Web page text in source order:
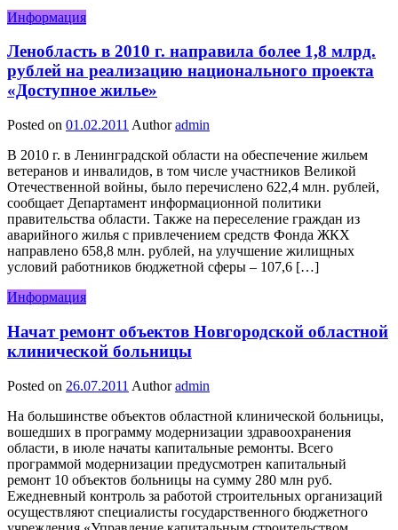
Информация
Ленобласть в 2010 г. направила более 1,8 млрд.
рублей на реализацию национального проекта
«Доступное жилье»
Posted on 01.02.2011 Author admin
В 2010 г. в Ленинградской области на обеспечение жильем
ветеранов и инвалидов, в том числе участников Великой
Отечественной войны, было перечислено 622,4 млн. рублей,
сообщает Департамент информационной политики
правительства области. Также на переселение граждан из
аварийного жилья с привлечением средств Фонда ЖКХ
направлено 658,8 млн. рублей, на улучшение жилищных
условий работников бюджетной сферы – 107,6 […]
Информация
Начат ремонт объектов Новгородской областной
клинической больницы
Posted on 26.07.2011 Author admin
На большинстве объектов областной клинической больницы,
вошедших в программу модернизации здравоохранения
области, в июле начаты капитальные ремонты. Всего
программой модернизации предусмотрен капитальный
ремонт 10 объектов больницы на сумму 280 млн руб.
Ежедневный контроль за работой строительных организаций
осуществляют специалисты государственного бюджетного